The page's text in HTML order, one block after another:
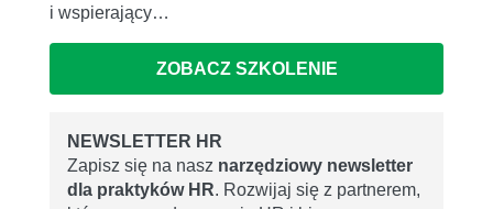
i wspierający…
ZOBACZ SZKOLENIE
NEWSLETTER HR
Zapisz się na nasz narzędziowy newsletter
dla praktyków HR. Rozwijaj się z partnerem,